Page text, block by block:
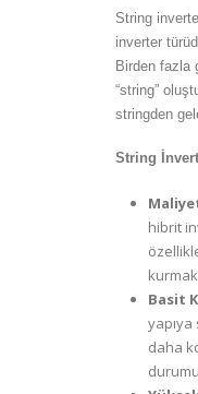
String
inverter
Birden fazla
“string”
stringden
String
hibrit
Basit
daha